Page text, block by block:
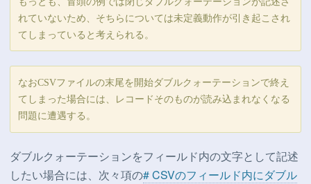
れていないため、そちらについては未定義動作が引き起こされ
てしまっていると考えられる。
なおCSVファイルの末尾を開始ダブルクォーテーションで終え
てしまった場合には、レコードそのものが読み込まれなくなる
問題に遭遇する。
ダブルクォーテーションをフィールド内の文字として記述
したい場合には、次々項の# CSVのフィールド内にダブル